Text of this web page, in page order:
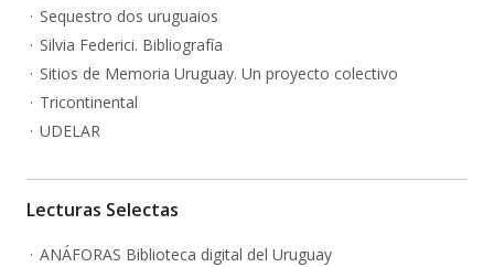
Sequestro dos uruguaios
Silvia Federici. Bibliografía
Sitios de Memoria Uruguay. Un proyecto colectivo
Tricontinental
UDELAR
Lecturas Selectas
ANÁFORAS Biblioteca digital del Uruguay